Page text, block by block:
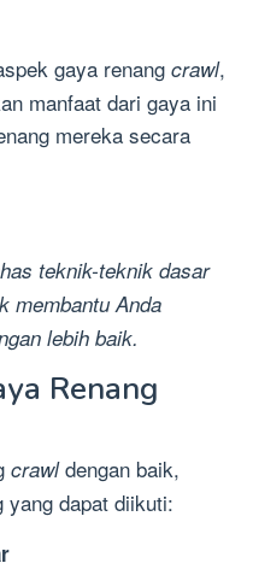
gaya renang crawl,
manfaat dari gaya ini
mereka secara
teknik-teknik dasar
membantu Anda
lebih baik.
Renang
crawldengan baik,
yang dapat diikuti: